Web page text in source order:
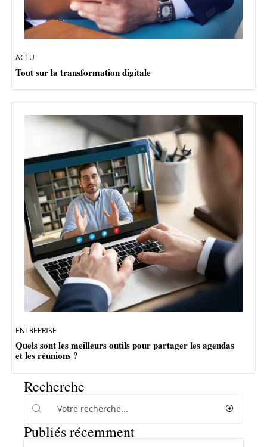
ACTU
Tout sur la transformation digitale
ENTREPRISE
Quels sont les meilleurs outils pour partager les agendas
et les réunions ?
Recherche
Publiés récemment